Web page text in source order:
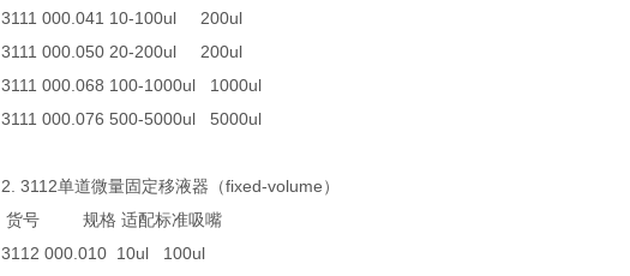
3111 000.041 10-100ul 200ul
3111 000.050 20-200ul 200ul
3111 000.068 100-1000ul 1000ul
3111 000.076 500-5000ul 5000ul
2. 3112单道微量固定移液器（fixed-volume）
货号 规格 适配标准吸嘴
3112 000.010 10ul 100ul